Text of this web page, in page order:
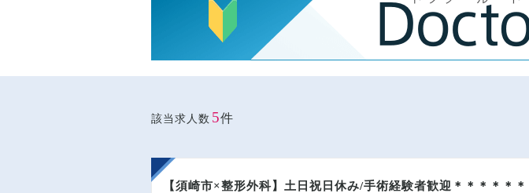
該当求人数 5件
【須崎市×整形外科】土日祝日休み/手術経験者歓迎＊＊＊＊＊